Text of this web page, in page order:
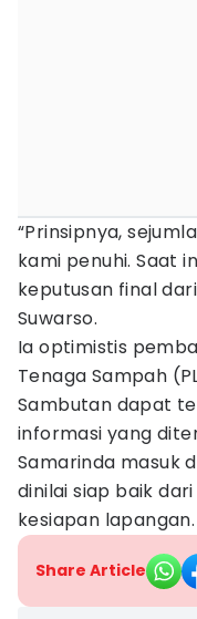
“Prinsipnya,
kami penuhi. Saat
keputusan final
Suwarso.
Ia optimistis
Tenaga Sampah
Sambutan dapat
informasi yang
Samarinda masuk
dinilai siap baik
kesiapan lapangan.
Share Article